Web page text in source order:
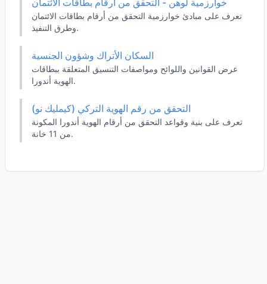
خوارزمية لوهن - التحقق من أرقام بطاقات الائتمان
تعرف على مبادئ خوارزمية التحقق من أرقام بطاقات الائتمان
وطرق التنفيذ.
السكان الأتراك وشؤون الجنسية
عرض القوانين واللوائح ومواصفات التنسيق المتعلقة ببطاقات
الهوية أندورا.
التحقق من رقم الهوية التركي (كيمليك نو)
تعرف على بنية وقواعد التحقق من أرقام الهوية أندورا المكونة
من 11 خانة.